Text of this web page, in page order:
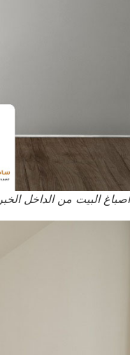
اصباغ البيت من الداخل الخبر